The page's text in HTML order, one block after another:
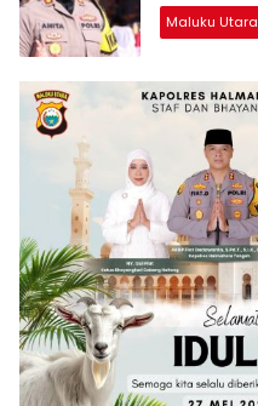
Maluku Utara